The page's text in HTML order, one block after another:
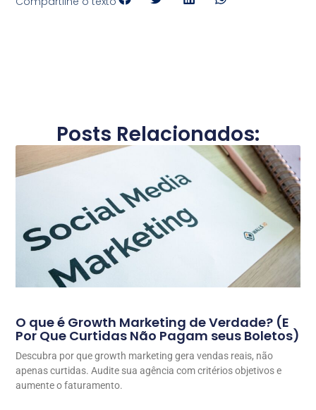
Posts Relacionados:
O que é Growth Marketing de Verdade? (E
Por Que Curtidas Não Pagam seus Boletos)
Descubra por que growth marketing gera vendas reais, não
apenas curtidas. Audite sua agência com critérios objetivos e
aumente o faturamento.